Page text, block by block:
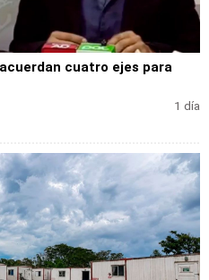
cuatro ejes para
1 día